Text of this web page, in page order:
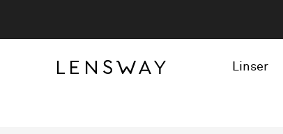
Linser